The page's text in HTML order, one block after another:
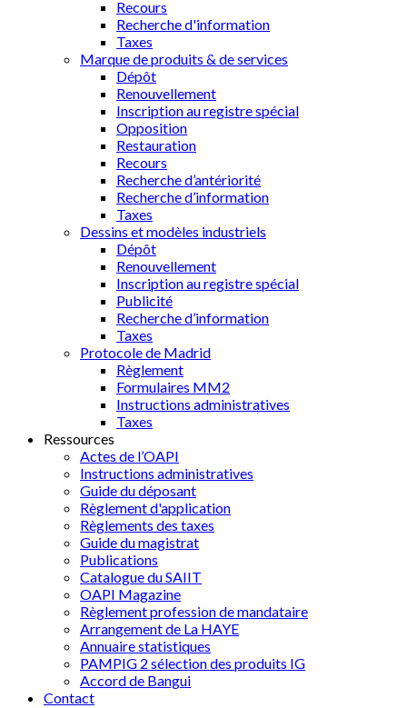
Recours
Recherche d'information
Taxes
Marque de produits & de services
Dépôt
Renouvellement
Inscription au registre spécial
Opposition
Restauration
Recours
Recherche d’antériorité
Recherche d’information
Taxes
Dessins et modèles industriels
Dépôt
Renouvellement
Inscription au registre spécial
Publicité
Recherche d’information
Taxes
Protocole de Madrid
Règlement
Formulaires MM2
Instructions administratives
Taxes
Ressources
Actes de l’OAPI
Instructions administratives
Guide du déposant
Règlement d'application
Règlements des taxes
Guide du magistrat
Publications
Catalogue du SAIIT
OAPI Magazine
Règlement profession de mandataire
Arrangement de La HAYE
Annuaire statistiques
PAMPIG 2 sélection des produits IG
Accord de Bangui
Contact